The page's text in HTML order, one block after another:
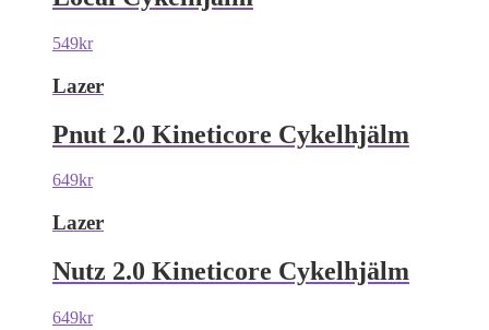
549kr
Lazer
Pnut 2.0 Kineticore Cykelhjälm
649kr
Lazer
Nutz 2.0 Kineticore Cykelhjälm
649kr